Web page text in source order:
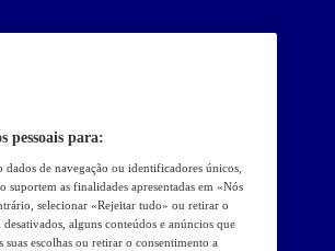
pessoais para:
dados de navegação ou identificadores únicos,
as finalidades apresentadas em «Nós
selecionar «Rejeitar tudo» ou retirar o
alguns conteúdos e anúncios que
escolhas ou retirar o consentimento a